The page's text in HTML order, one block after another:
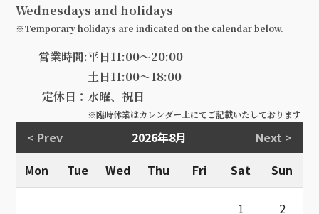
Wednesdays and holidays
※Temporary holidays are indicated on the calendar below.
営業時間:平日11:00～20:00
土日11:00～18:00
定休日：水曜、祝日
※臨時休業はカレンダー上にてご記載いたしております
< Prev 2026年8月
Next >
Mon
Tue Wed Thu Fri Sat Sun
1 2